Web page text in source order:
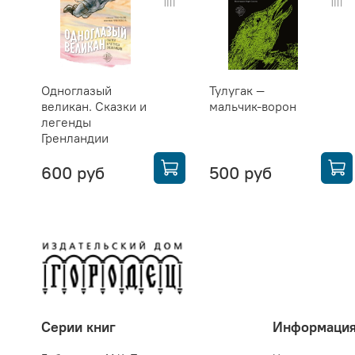
Одноглазый
великан. Сказки и
легенды
Гренландии
600 руб
Тулугак —
мальчик-ворон
500 руб
Серии книг Информация